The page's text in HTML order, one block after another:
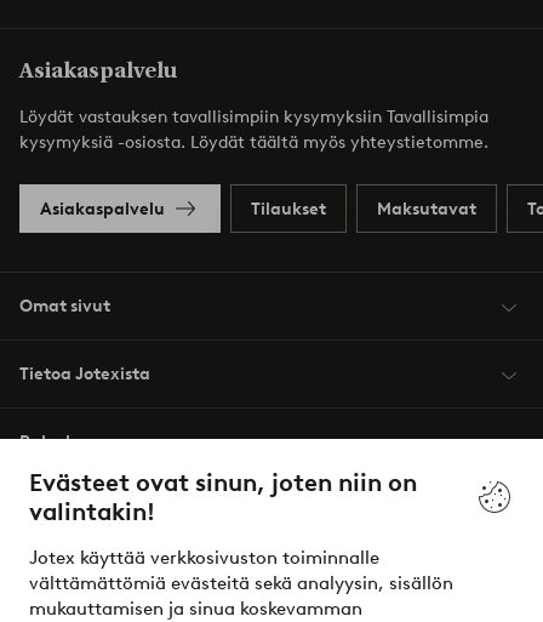
Evästeet ovat sinun, joten niin on
valintakin!
Jotex käyttää verkkosivuston toiminnalle
välttämättömiä evästeitä sekä analyysin, sisällön
mukauttamisen ja sinua koskevamman
Asiakaspalvelu
Löydät vastauksen tavallisimpiin kysymyksiin Tavallisimpia
kysymyksiä -osiosta. Löydät täältä myös yhteystietomme.
Asiakaspalvelu Tilaukset Maksutavat
Omat sivut
Tietoa Jotexista
Palvelumme
Ehdot
Ystävät